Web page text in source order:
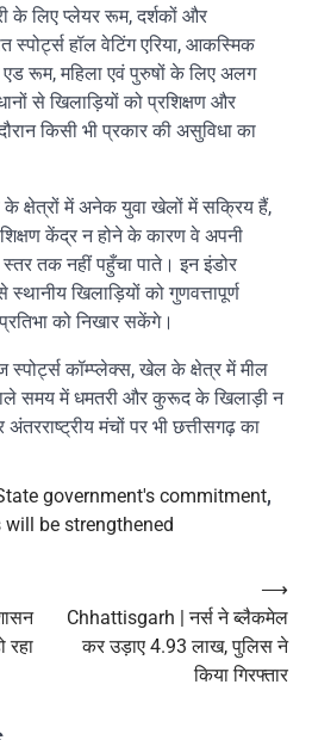
के लिए प्लेयर रूम, दर्शकों और
स्पोर्ट्स हॉल वेटिंग एरिया, आकस्मिक
एड रूम, महिला एवं पुरुषों के लिए अलग
से खिलाड़ियों को प्रशिक्षण और
किसी भी प्रकार की असुविधा का
में अनेक युवा खेलों में सक्रिय हैं,
केंद्र न होने के कारण वे अपनी
स्तर तक नहीं पहुँचा पाते। इन इंडोर
स्थानीय खिलाड़ियों को गुणवत्तापूर्ण
को निखार सकेंगे।
कॉम्प्लेक्स, खेल के क्षेत्र में मील
समय में धमतरी और कुरूद के खिलाड़ी न
मंचों पर भी छत्तीसगढ़ का
government's commitment,
be strengthened
रहा
Chhattisgarh | नर्स ने ब्लैकमेल
कर उड़ाए 4.93 लाख, पुलिस ने
किया गिरफ्तार
⟶